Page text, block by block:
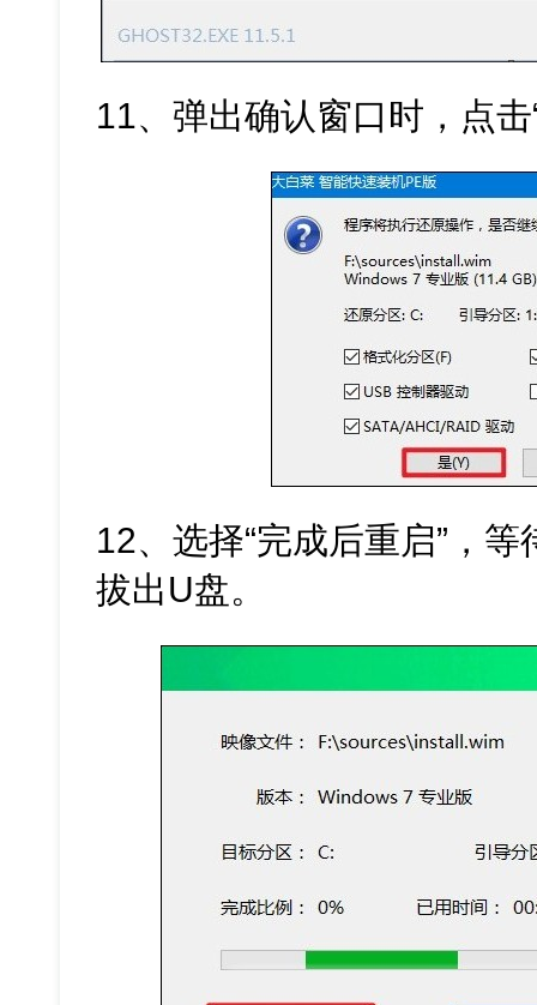
11、弹出确认窗口时，点
12、选择“完成后重启”，
拔出U盘。